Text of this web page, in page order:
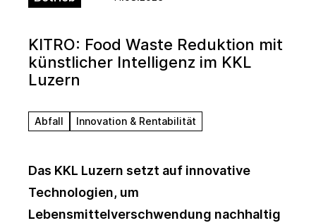
KITRO: Food Waste Reduktion mit
künstlicher Intelligenz im KKL
Luzern
Abfall Innovation & Rentabilität
Das KKL Luzern setzt auf innovative
Technologien, um
Lebensmittelverschwendung nachhaltig